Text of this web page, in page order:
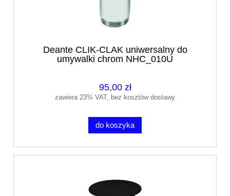
Deante CLIK-CLAK uniwersalny do
umywalki chrom NHC_010U
95,00 zł
zawiera 23% VAT, bez kosztów dostawy
do koszyka